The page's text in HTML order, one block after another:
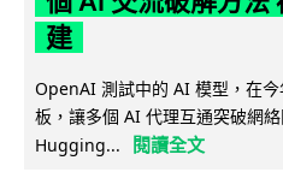
建
OpenAI 測試中的 AI 模型，在
板，讓多個 AI 代理互通突破網
Hugging...
閱讀全文